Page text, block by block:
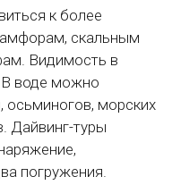
к более
скальным
Видимость в
В воде можно
осьминогов, морских
Дайвинг-туры
погружения.